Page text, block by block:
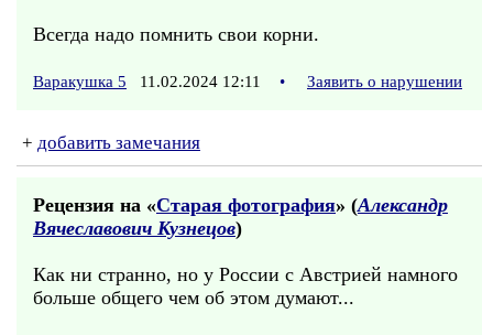
Всегда надо помнить свои корни.
Варакушка 5 11.02.2024 12:11 • Заявить о нарушении
+ добавить замечания
Рецензия на «Старая фотография» (Александр
Вячеславович Кузнецов)
Как ни странно, но у России с Австрией намного
больше общего чем об этом думают...